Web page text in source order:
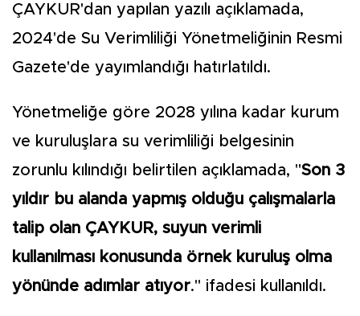
ÇAYKUR'dan yapılan yazılı açıklamada,
2024'de Su Verimliliği Yönetmeliğinin Resmi
Gazete'de yayımlandığı hatırlatıldı.
Yönetmeliğe göre 2028 yılına kadar kurum
ve kuruluşlara su verimliliği belgesinin
zorunlu kılındığı belirtilen açıklamada, "Son 3
yıldır bu alanda yapmış olduğu çalışmalarla
talip olan ÇAYKUR, suyun verimli
kullanılması konusunda örnek kuruluş olma
yönünde adımlar atıyor." ifadesi kullanıldı.